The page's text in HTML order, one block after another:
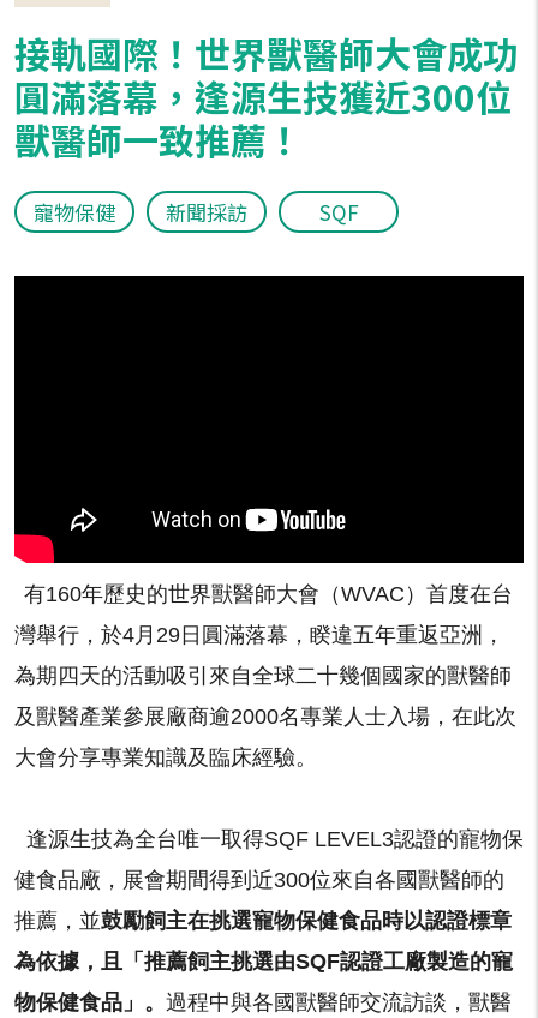
接軌國際！世界獸醫師大會成功
圓滿落幕，逢源生技獲近300位
獸醫師一致推薦！
寵物保健 新聞採訪 SQF
有160年歷史的世界獸醫師大會（WVAC）首度在台
灣舉行，於4月29日圓滿落幕，睽違五年重返亞洲，
為期四天的活動吸引來自全球二十幾個國家的獸醫師
及獸醫產業參展廠商逾2000名專業人士入場，在此次
大會分享專業知識及臨床經驗。
逢源生技為全台唯一取得SQF LEVEL3認證的寵物保
健食品廠，展會期間得到近300位來自各國獸醫師的
推薦，並鼓勵飼主在挑選寵物保健食品時以認證標章
為依據，且「推薦飼主挑選由SQF認證工廠製造的寵
物保健食品」。 過程中與各國獸醫師交流訪談，獸醫